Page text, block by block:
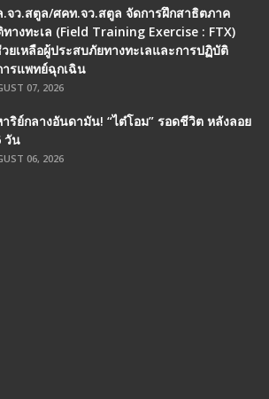
จว.สตูล/ศคท.จว.สตูล จัดการฝึกสาธิตภาค
างทะเล (Field Training Exercise : FTX)
ยเหลือผู้ประสบภัยทางทะเลและการปฏิบัติ
รแพทย์ฉุกเฉิน
07, 2026
ริย์กลางอันดามัน! “ไต๋โอม” รอดชีวิต หลังลอย
วัน
06, 2026